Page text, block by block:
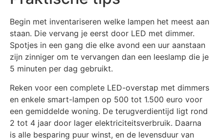
Begin met inventariseren welke lampen het meest aan
staan. Die vervang je eerst door LED met dimmer.
Spotjes in een gang die elke avond een uur aanstaan
zijn zinniger om te vervangen dan een leeslamp die je
5 minuten per dag gebruikt.
Reken voor een complete LED-overstap met dimmers
en enkele smart-lampen op 500 tot 1.500 euro voor
een gemiddelde woning. De terugverdientijd ligt rond
2 tot 4 jaar door lager elektriciteitsverbruik. Daarna
is alle besparing puur winst, en de levensduur van